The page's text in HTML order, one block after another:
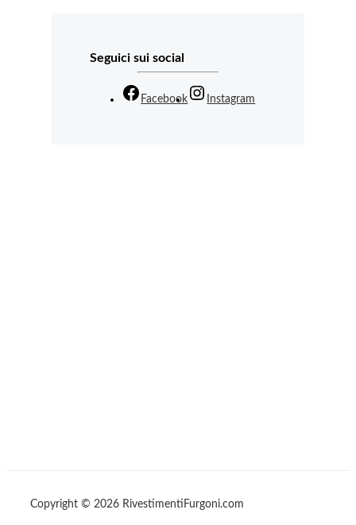
Seguici sui social
Facebook Instagram
Copyright © 2026 RivestimentiFurgoni.com